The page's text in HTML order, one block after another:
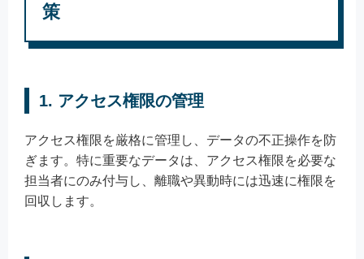
策
1. アクセス権限の管理
アクセス権限を厳格に管理し、データの不正操作を防
ぎます。特に重要なデータは、アクセス権限を必要な
担当者にのみ付与し、離職や異動時には迅速に権限を
回収します。